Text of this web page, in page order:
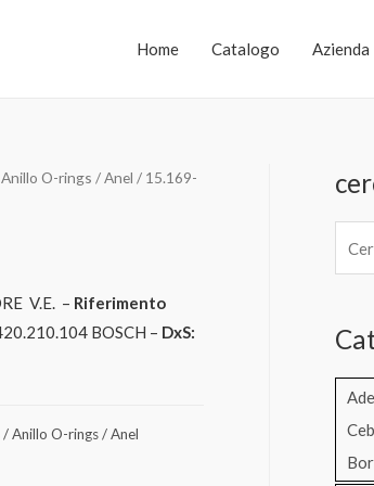
Home Catalogo Azienda
O-rings / Anel / 15.169-
V.E. – Riferimento
BOSCH – DxS:
Anillo O-rings / Anel
e
c